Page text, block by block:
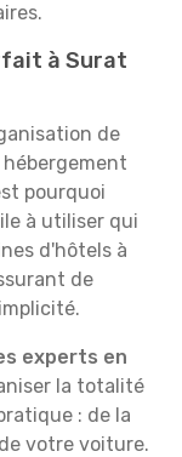
à Surat
de
pourquoi
à utiliser qui
d'hôtels à
de
experts en
la totalité
: de la
votre voiture.